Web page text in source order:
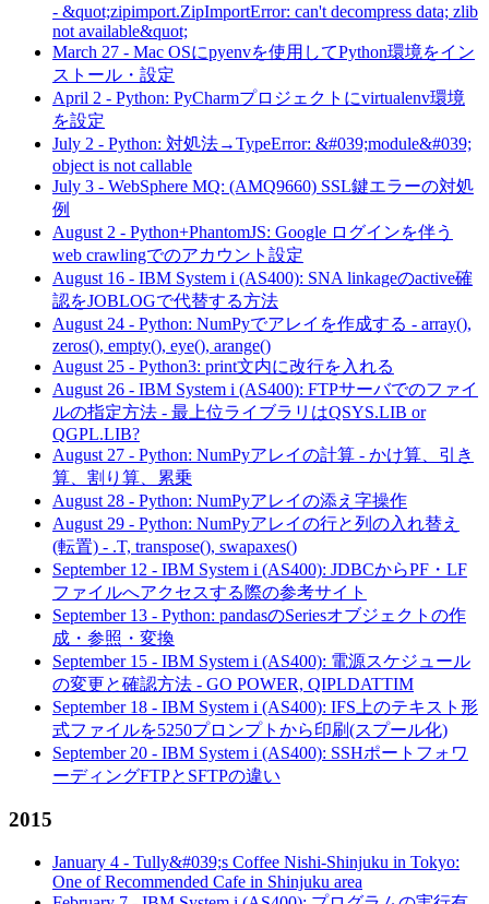
- &quot;zipimport.ZipImportError: can't decompress data; zlib
not available&quot;
March 27 - Mac OSにpyenvを使用してPython環境をイン
ストール・設定
April 2 - Python: PyCharmプロジェクトにvirtualenv環境
を設定
July 2 - Python: 対処法→TypeError: &#039;module&#039;
object is not callable
July 3 - WebSphere MQ: (AMQ9660) SSL鍵エラーの対処
例
August 2 - Python+PhantomJS: Google ログインを伴う
web crawlingでのアカウント設定
August 16 - IBM System i (AS400): SNA linkageのactive確
認をJOBLOGで代替する方法
August 24 - Python: NumPyでアレイを作成する - array(),
zeros(), empty(), eye(), arange()
August 25 - Python3: print文内に改行を入れる
August 26 - IBM System i (AS400): FTPサーバでのファイ
ルの指定方法 - 最上位ライブラリはQSYS.LIB or
QGPL.LIB?
August 27 - Python: NumPyアレイの計算 - かけ算、引き
算、割り算、累乗
August 28 - Python: NumPyアレイの添え字操作
August 29 - Python: NumPyアレイの行と列の入れ替え
(転置) - .T, transpose(), swapaxes()
September 12 - IBM System i (AS400): JDBCからPF・LF
ファイルへアクセスする際の参考サイト
September 13 - Python: pandasのSeriesオブジェクトの作
成・参照・変換
September 15 - IBM System i (AS400): 電源スケジュール
の変更と確認方法 - GO POWER, QIPLDATTIM
September 18 - IBM System i (AS400): IFS上のテキスト形
式ファイルを5250プロンプトから印刷(スプール化)
September 20 - IBM System i (AS400): SSHポートフォワ
ーディングFTPとSFTPの違い
2015
January 4 - Tully&#039;s Coffee Nishi-Shinjuku in Tokyo:
One of Recommended Cafe in Shinjuku area